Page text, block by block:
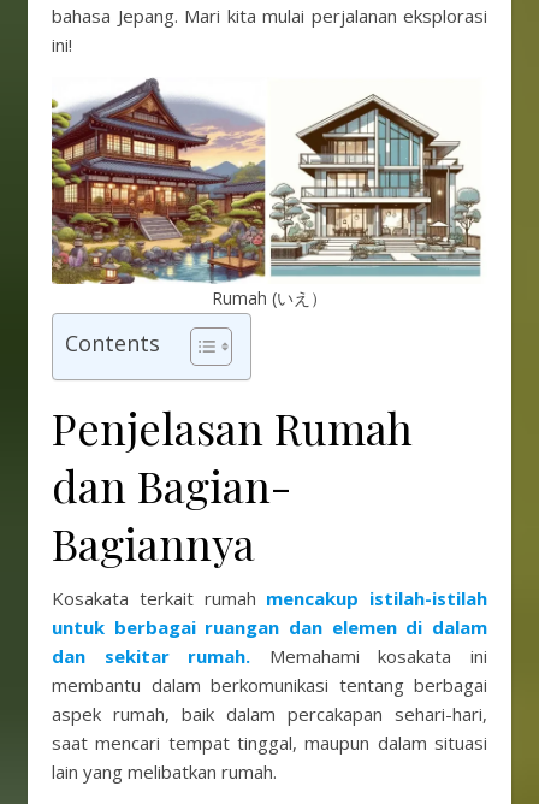
bahasa Jepang. Mari kita mulai perjalanan eksplorasi
ini!
Rumah (いえ）
Contents
Penjelasan Rumah
dan Bagian-
Bagiannya
Kosakata terkait rumah mencakup istilah-istilah
untuk berbagai ruangan dan elemen di dalam
dan sekitar rumah. Memahami kosakata ini
membantu dalam berkomunikasi tentang berbagai
aspek rumah, baik dalam percakapan sehari-hari,
saat mencari tempat tinggal, maupun dalam situasi
lain yang melibatkan rumah.